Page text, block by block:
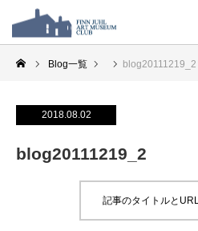
Blog一覧 blog20111219_2
2018.08.02
blog20111219_2
記事のタイトルと